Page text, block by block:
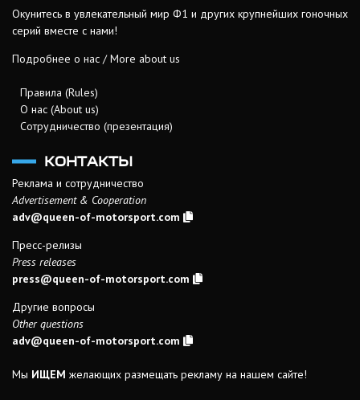
Окунитесь в увлекательный мир Ф1 и других крупнейших гоночных
серий вместе с нами!
Подробнее о нас / More about us
Правила (Rules)
О нас (About us)
Сотрудничество (презентация)
КОНТАКТЫ
Реклама и сотрудничество
Advertisement & Cooperation
adv@queen-of-motorsport.com
Пресс-релизы
Press releases
press@queen-of-motorsport.com
Другие вопросы
Other questions
adv@queen-of-motorsport.com
Мы ИЩЕМ желающих размещать рекламу на нашем сайте!